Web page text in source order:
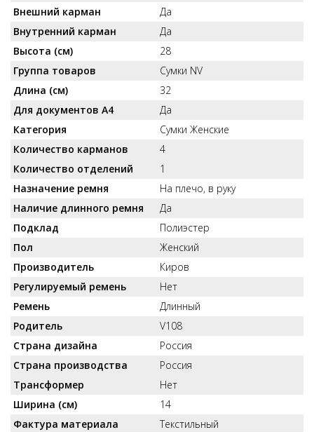
Внешний карман
Да
Внутренний карман
Да
Высота (см)
28
Группа товаров
Сумки NV
Длина (см)
32
Для документов А4
Да
Категория
Сумки Женские
Количество карманов
4
Количество отделений
1
Назначение ремня
На плечо, в руку
Наличие длинного ремня
Да
Подклад
Полиэстер
Пол
Женский
Производитель
Киров
Регулируемый ремень
Нет
Ремень
Длинный
Родитель
V108
Страна дизайна
Россия
Страна производства
Россия
Трансформер
Нет
Ширина (см)
14
Фактура материала
Текстильный